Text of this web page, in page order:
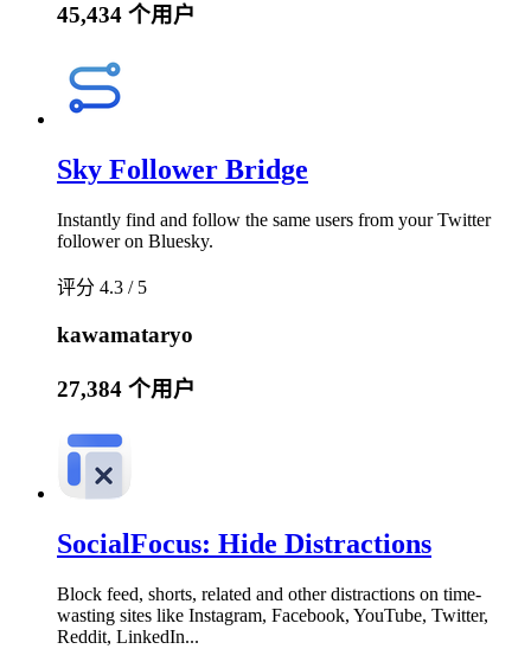
45,434 个用户
Sky Follower Bridge
Instantly find and follow the same users from your Twitter
follower on Bluesky.
评分 4.3 / 5
kawamataryo
27,384 个用户
SocialFocus: Hide Distractions
Block feed, shorts, related and other distractions on time-
wasting sites like Instagram, Facebook, YouTube, Twitter,
Reddit, LinkedIn...